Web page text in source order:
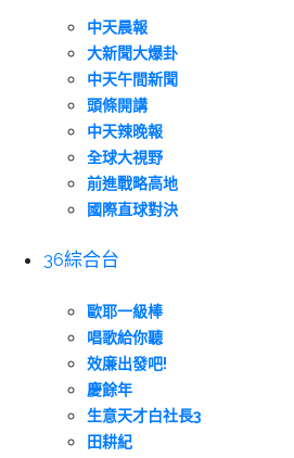
中天晨報
大新聞大爆卦
中天午間新聞
頭條開講
中天辣晚報
全球大視野
前進戰略高地
國際直球對決
36綜合台
歐耶一級棒
唱歌給你聽
效廉出發吧!
慶餘年
生意天才白社長3
田耕紀